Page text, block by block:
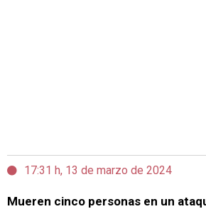
17:31 h, 13 de marzo de 2024
Mueren cinco personas en un